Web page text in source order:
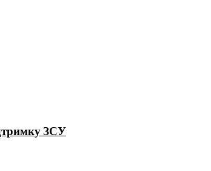
ЗСУ